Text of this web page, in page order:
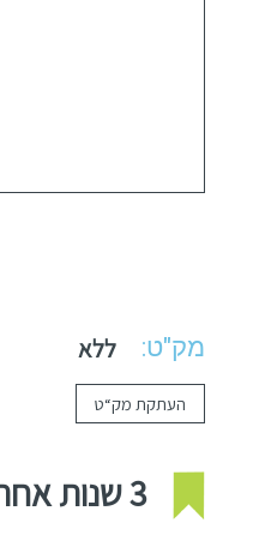
מק"ט: ללא
העתקת מק“ט
3 שנות אחריות